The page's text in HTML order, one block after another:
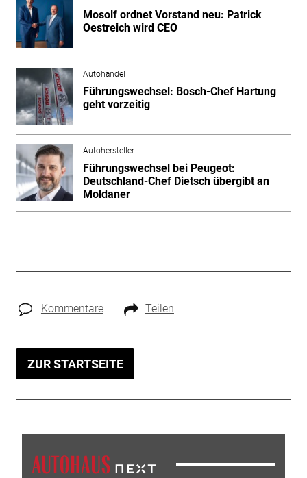
Mosolf ordnet Vorstand neu: Patrick
Oestreich wird CEO
Autohandel
Führungswechsel: Bosch-Chef Hartung
geht vorzeitig
Autohersteller
Führungswechsel bei Peugeot:
Deutschland-Chef Dietsch übergibt an
Moldaner
Kommentare Teilen
ZUR STARTSEITE